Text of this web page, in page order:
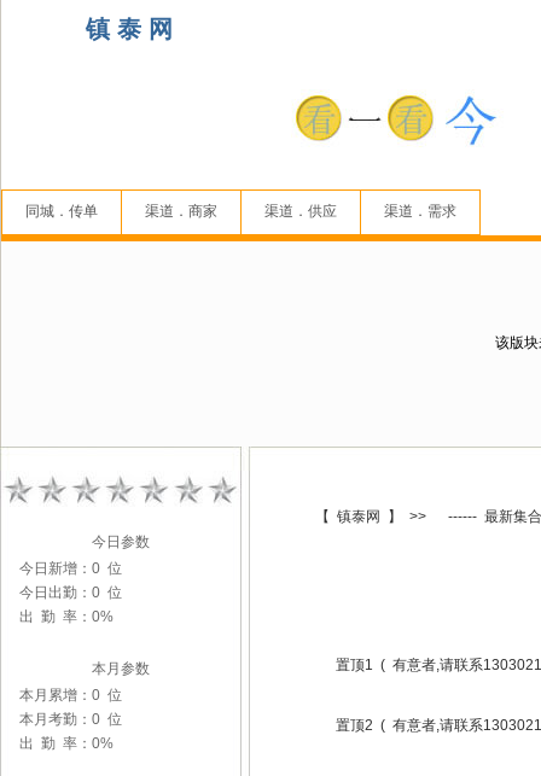
镇 泰 网
同城．传单 渠道．商家 渠道．供应 渠道．需求
该版
【 镇泰网 】 >>
------ 最新集
今日参数
今日新增：0 位
今日出勤：0 位
出 勤 率：0%
本月参数
本月累增：0 位
本月考勤：0 位
出 勤 率：0%
置顶1 ( 有意者,请联系
置顶2 ( 有意者,请联系